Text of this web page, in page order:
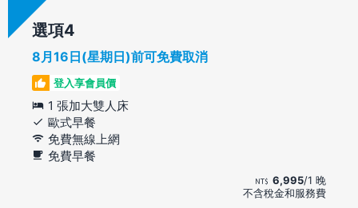
選項
8月16日(星期日)前可免費取消
登入享會員價
1 張加大雙人床
歐式早餐
免費無線上網
免費早餐
6,995/1 晚
不含稅金和服務費